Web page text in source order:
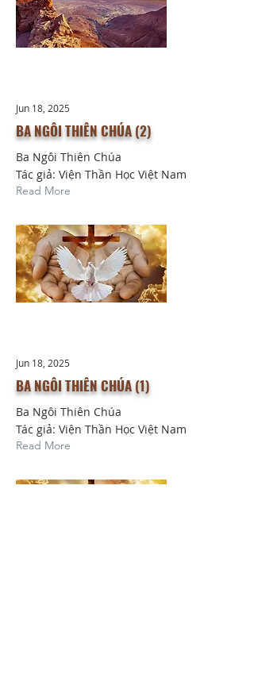
Jun 18, 2025
BA NGÔI THIÊN CHÚA (2)
Ba Ngôi Thiên Chúa
Tác giả: Viện Thần Học Việt Nam
Read More
Jun 18, 2025
BA NGÔI THIÊN CHÚA (1)
Ba Ngôi Thiên Chúa
Tác giả: Viện Thần Học Việt Nam
Read More